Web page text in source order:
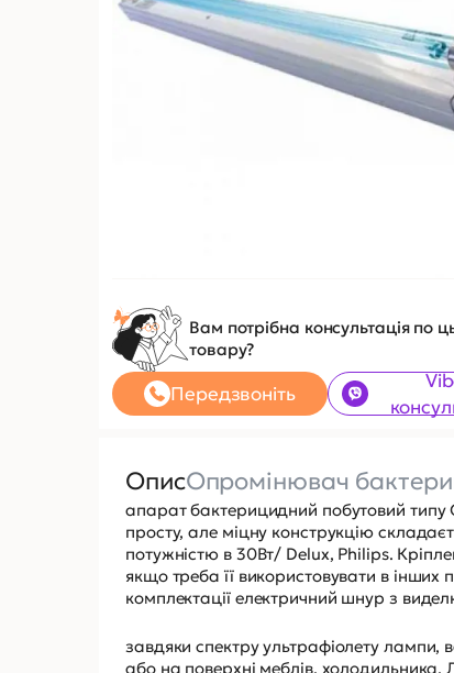
Вам потрібна консультація по
товару?
Передзвоніть
ОписОпромінювач
апарат бактерицидний побутовий
просту, але міцну конструкцію
потужністю в 30Вт/ Delux, Philips.
якщо треба її використовувати в
комплектації електричний шнур з
завдяки спектру ультрафіолету
або на поверхні меблів,